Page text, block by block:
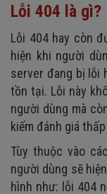
4. Sử dụng
website
5. Thay đổi máy
6. Đọc trang
7. Chuyển
8. Truy cập
9. Liên hệ với
Lỗi 404 là gì?
Lỗi 404 hay còn
hiện khi người
server đang bị lỗi
tồn tại. Lỗi này
người dùng mà
kiếm đánh giá
Tùy thuộc vào
người dùng sẽ
hình như: lỗi 404